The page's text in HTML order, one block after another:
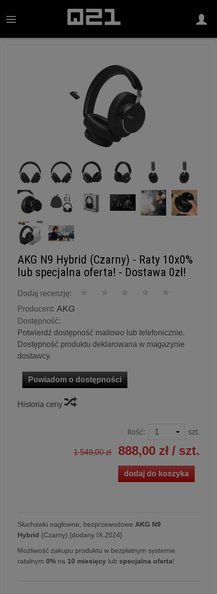
AKG N9 Hybrid (Czarny) - Raty 10x0%
lub specjalna oferta! - Dostawa 0zł!
Dodaj recenzję:
Producent: AKG
Dostępność:
Potwierdź dostępność mailowo lub telefonicznie.
Dostępność produktu deklarowana w magazynie
dostawcy.
Powiadom o dostępności
Historia ceny
Ilość: szt.
1 549,00 zł 888,00 zł / szt.
dodaj do koszyka
Słuchawki nagłowne, bezprzewodowe AKG N9
Hybrid (Czarny) [dodany IX.2024]
Możliwość zakupu produktu w bezpłatnym systemie
ratalnym 0% na 10 miesięcy lub specjalna oferta!